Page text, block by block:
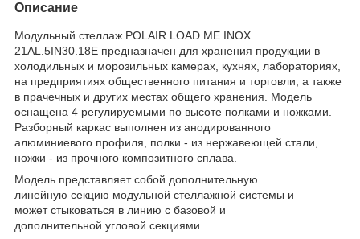
Описание
Модульный стеллаж POLAIR LOAD.ME INOX
21AL.5IN30.18Е предназначен для хранения продукции в
холодильных и морозильных камерах, кухнях, лабораториях,
на предприятиях общественного питания и торговли, а также
в прачечных и других местах общего хранения. Модель
оснащена 4 регулируемыми по высоте полками и ножками.
Разборный каркас выполнен из анодированного
алюминиевого профиля, полки - из нержавеющей стали,
ножки - из прочного композитного сплава.
Модель представляет собой дополнительную
линейную секцию модульной стеллажной системы и
может стыковаться в линию с базовой и
дополнительной угловой секциями.